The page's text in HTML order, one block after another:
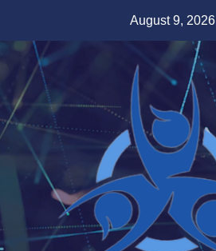
content
August 9, 2026